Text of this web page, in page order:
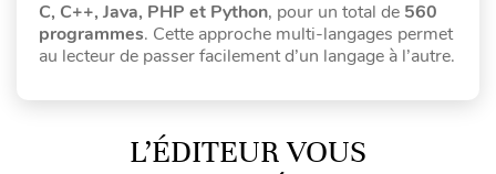
C, C++, Java, PHP et Python, pour un total de 560
programmes. Cette approche multi-langages permet
au lecteur de passer facilement d’un langage à l’autre.
L’ÉDITEUR VOUS